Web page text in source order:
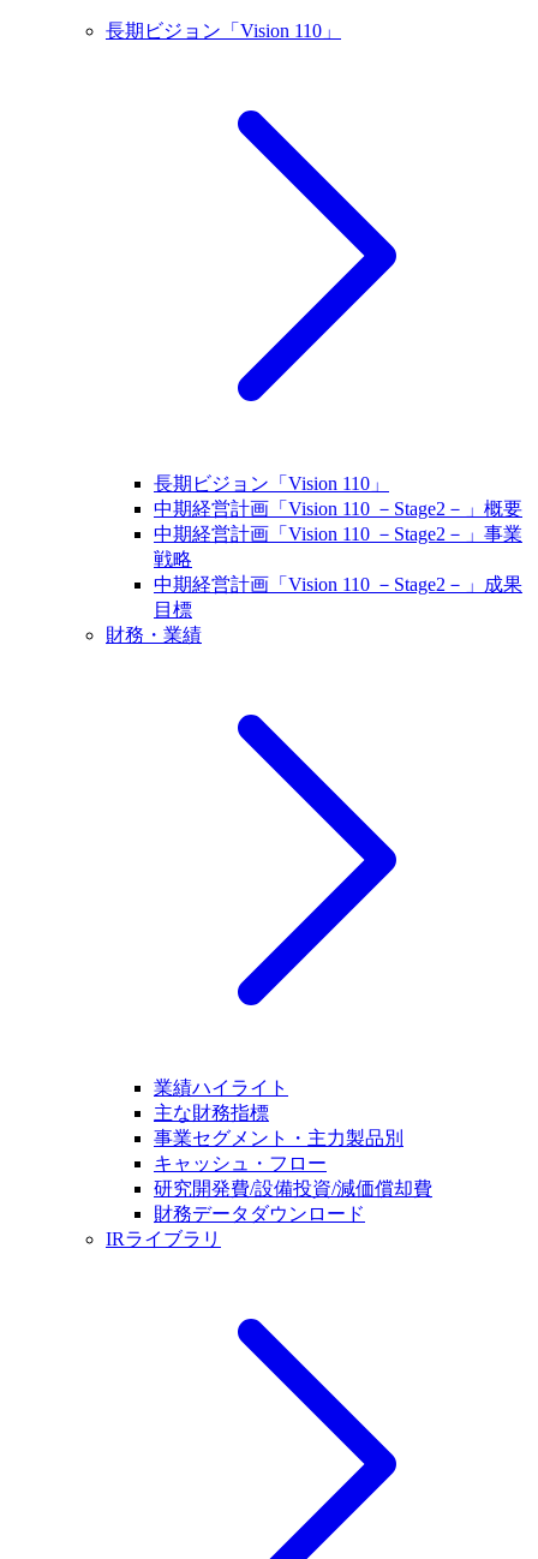
長期ビジョン「Vision 110」
長期ビジョン「Vision 110」
中期経営計画「Vision 110 －Stage2－」概要
中期経営計画「Vision 110 －Stage2－」事業
戦略
中期経営計画「Vision 110 －Stage2－」成果
目標
財務・業績
業績ハイライト
主な財務指標
事業セグメント・主力製品別
キャッシュ・フロー
研究開発費/設備投資/減価償却費
財務データダウンロード
IRライブラリ